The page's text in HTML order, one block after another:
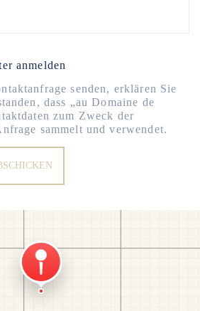
anmelden
senden, erklären Sie
dass „au Domaine de
zum Zweck der
sammelt und verwendet.